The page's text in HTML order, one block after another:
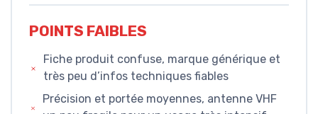
POINTS FAIBLES
Fiche produit confuse, marque générique et
très peu d’infos techniques fiables
Précision et portée moyennes, antenne VHF